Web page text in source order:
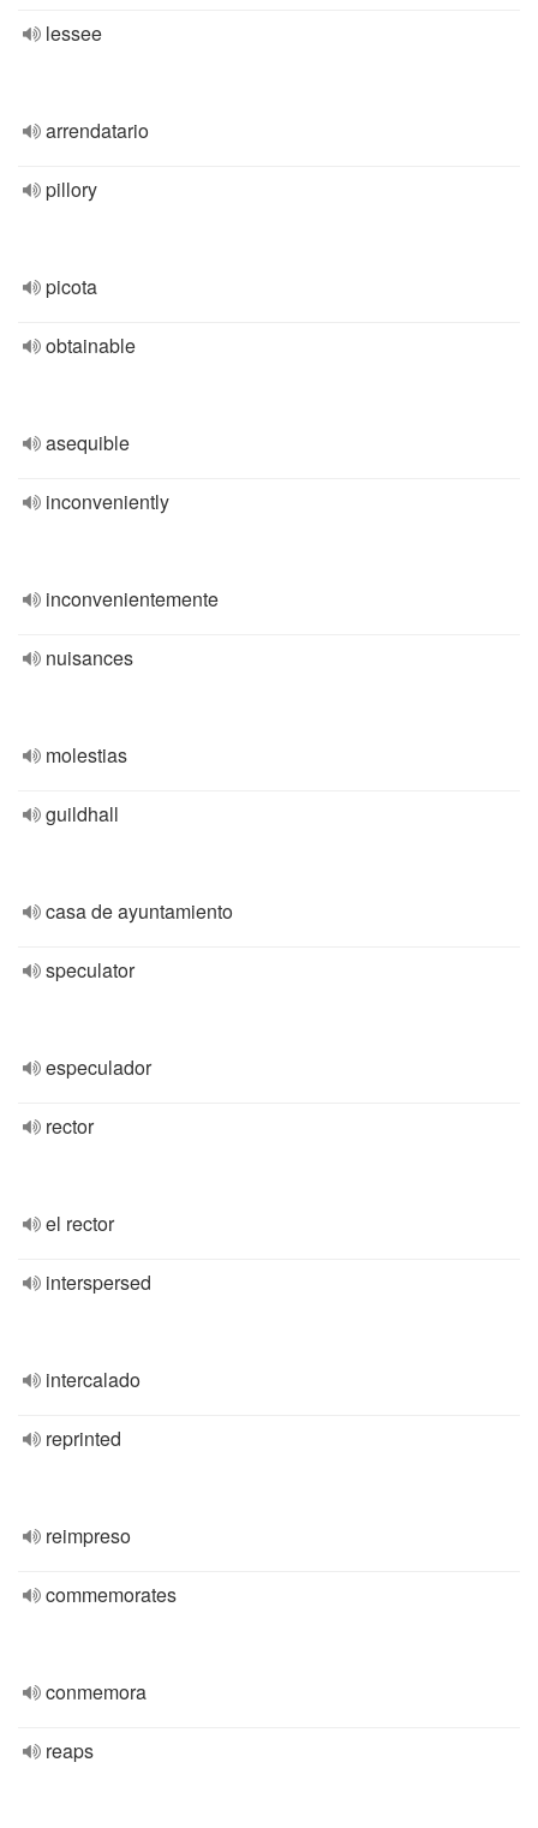
lessee
arrendatario
pillory
picota
obtainable
asequible
inconveniently
inconvenientemente
nuisances
molestias
guildhall
casa de ayuntamiento
speculator
especulador
rector
el rector
interspersed
intercalado
reprinted
reimpreso
commemorates
conmemora
reaps